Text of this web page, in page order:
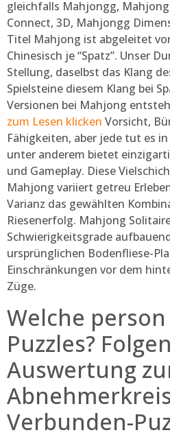
gleichfalls Mahjongg,
Connect, 3D, Mahjongg
Titel Mahjong ist abgeleitet
Chinesisch je “Spatz”. Unser
Stellung, daselbst das Klang
Spielsteine diesem Klang bei
Versionen bei Mahjong
zum Lesen klicken Vorsicht,
Fähigkeiten, aber jede tut es
unter anderem bietet
und Gameplay. Diese
Mahjong variiert getreu
Varianz das gewählten
Riesenerfolg. Mahjong
Schwierigkeitsgrade
ursprünglichen Bodenfliese-
Einschränkungen vor dem
Züge.
Welche
Puzzles?
Auswertung
Verbunden-